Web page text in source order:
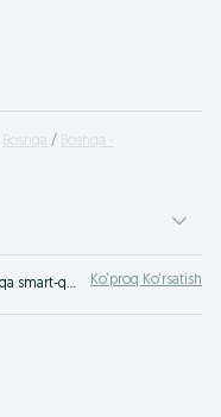
Boshqa
Boshqa -
Boshqa aqlli qurilmalar savdosi Xo'jayli ✔️ Boshqa smart-qurilmalarni yangi yoki ishlatilgan holda hamyonbop narxda sotib olish ☝ OLX.uz’da smart-gadjetlarning katta tanlovi! Ko‘proq Ko‘rsatish